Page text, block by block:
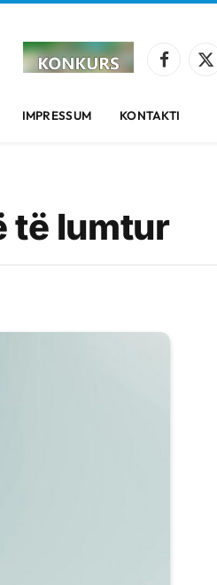
Facebook
X
IMPRESSUM KONTAKTI
të lumtur